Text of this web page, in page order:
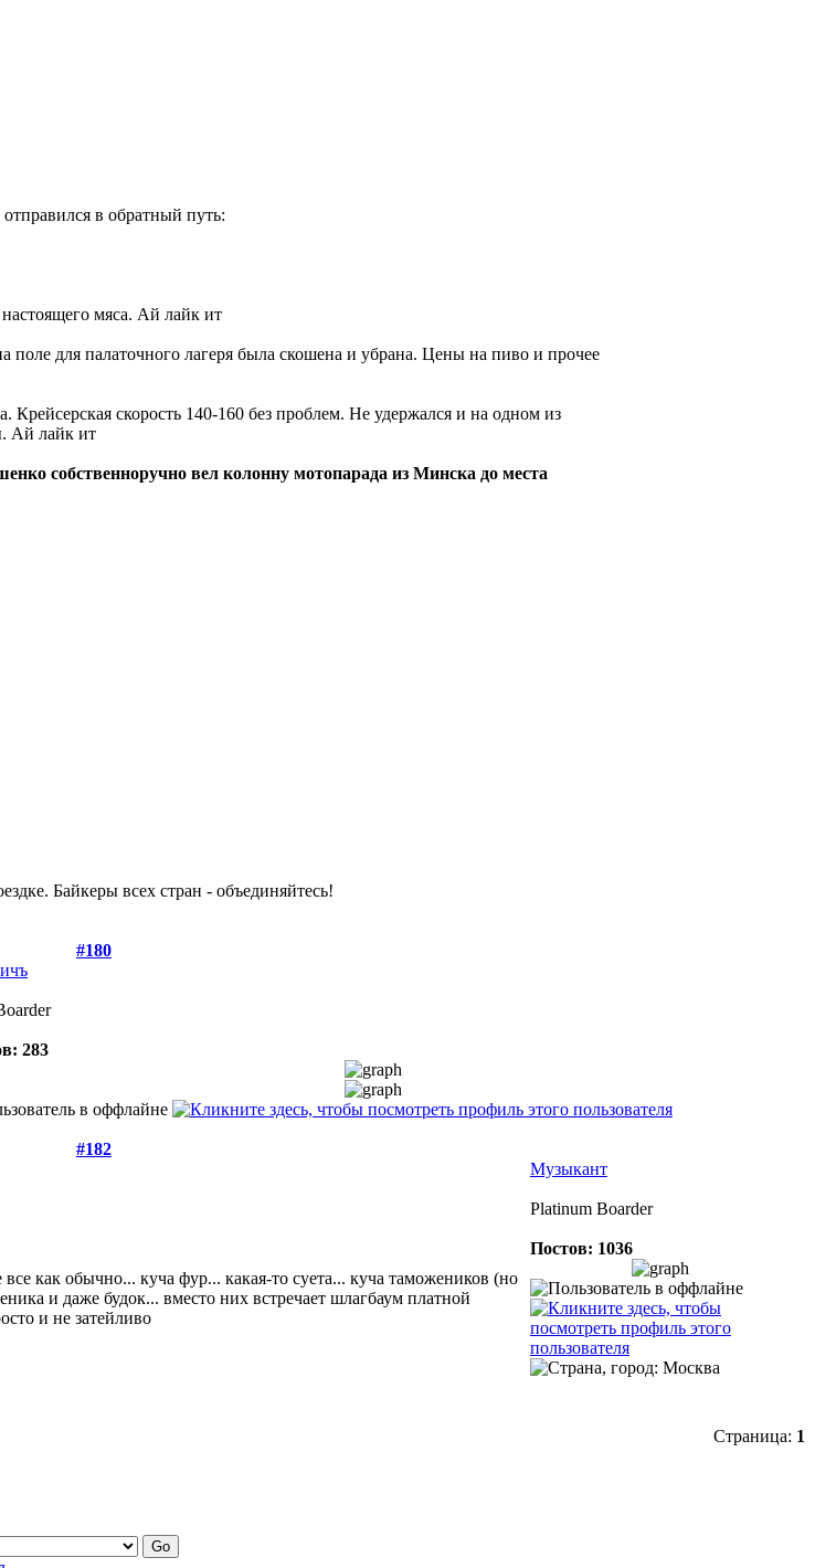
в обратный путь:
мяса. Ай лайк ит
поле для палаточного лагеря была скошена и убрана. Цены на пиво и прочее
скорость 140-160 без проблем. Не удержался и на одном из
Ай лайк ит
собственноручно вел колонну мотопарада из Минска до места
Байкеры всех стран - объединяйтесь!
#180
283
#182
как обычно... куча фур... какая-то суета... куча таможеников (но
и даже будок... вместо них встречает шлагбаум платной
и не затейливо
Музыкант
Platinum Boarder
Постов: 1036
Страница: 1